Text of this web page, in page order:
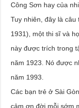
Công Sơn hay của
Tuy nhiên, đây là
1931), một thi sĩ và
này được trích trong
năm 1923. Nó được
năm 1993.
Các bạn trẻ ở Sài
cảm ơn đời mỗi sớm